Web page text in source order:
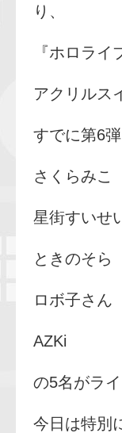
り、
『ホロラ
アクリルス
すでに第6
さくらみこ
星街すいせ
ときのそら
ロボ子さん
AZKi
の5名がラ
今日は特別